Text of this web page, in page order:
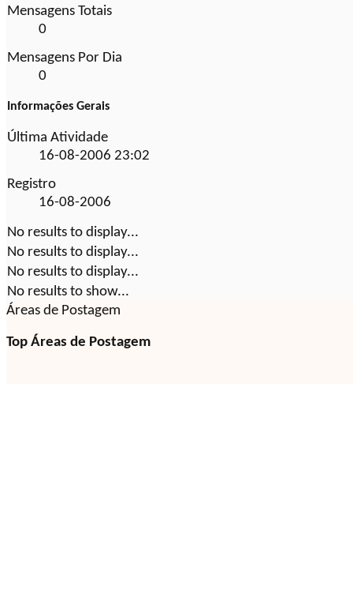
Mensagens Totais
0
Mensagens Por Dia
0
Informações Gerais
Última Atividade
16-08-2006 23:02
Registro
16-08-2006
No results to display...
No results to display...
No results to display...
No results to show...
Áreas de Postagem
Top Áreas de Postagem